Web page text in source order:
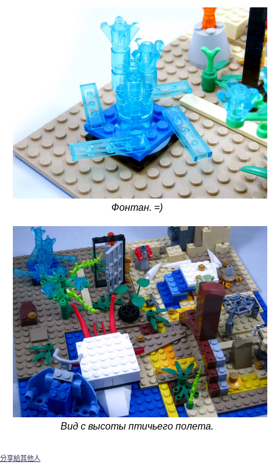
Фонтан. =)
Вид с высоты птичьего полета.
分享給其他人